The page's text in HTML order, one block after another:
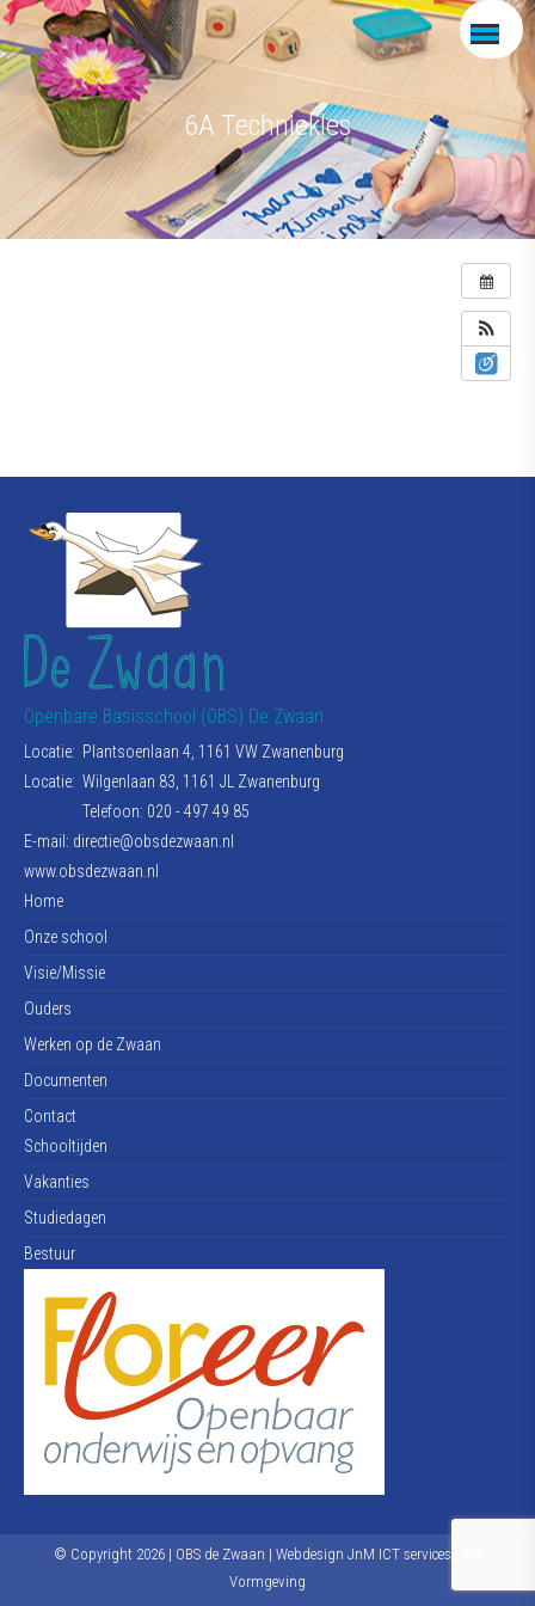
6A Techniekles
Openbare Basisschool (OBS) De Zwaan
Locatie: Plantsoenlaan 4, 1161 VW Zwanenburg
Locatie: Wilgenlaan 83, 1161 JL Zwanenburg
Telefoon: 020 - 497 49 85
E-mail: directie@obsdezwaan.nl
www.obsdezwaan.nl
Home
Onze school
Visie/Missie
Ouders
Werken op de Zwaan
Documenten
Contact
Schooltijden
Vakanties
Studiedagen
Bestuur
© Copyright 2026| OBS de Zwaan | Webdesign JnM ICT services
Vormgeving